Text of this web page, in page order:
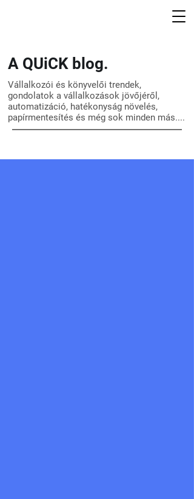
A QUiCK blog.
Vállalkozói és könyvelői trendek,
gondolatok a vállalkozások jövőjéről,
automatizáció, hatékonyság növelés,
papírmentesítés és még sok minden más....